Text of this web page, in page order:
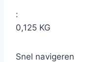
:
0,125 KG
Snel navigeren